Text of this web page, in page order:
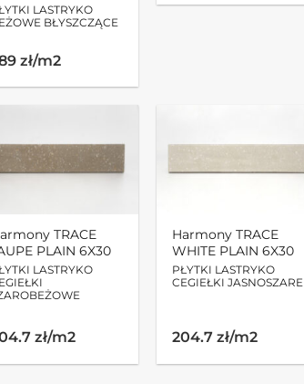
LASTRYKO
BŁYSZCZĄCE
zł/m2
TRACE
PLAIN 6X30
LASTRYKO
zł/m2
Harmony TRACE
WHITE PLAIN 6X30
PŁYTKI LASTRYKO
CEGIEŁKI JASNOSZARE
204.7 zł/m2